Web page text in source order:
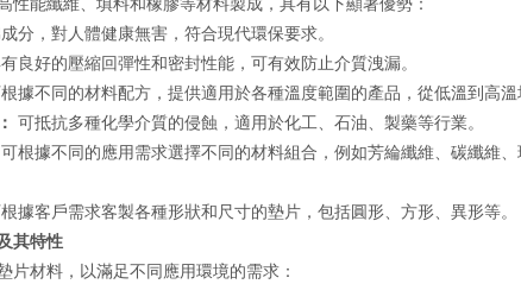
性能纖維、填料和橡膠等材料製成，具有以下顯著優勢：
分，對人體健康無害，符合現代環保要求。
良好的壓縮回彈性和密封性能，可有效防止介質洩漏。
據不同的材料配方，提供適用於各種溫度範圍的產品，從低溫到高溫
可抵抗多種化學介質的侵蝕，適用於化工、石油、製藥等行業。
可根據不同的應用需求選擇不同的材料組合，例如芳綸纖維、碳纖維、
據客戶需求客製各種形狀和尺寸的墊片，包括圓形、方形、異形等。
其特性
片材料，以滿足不同應用環境的需求：